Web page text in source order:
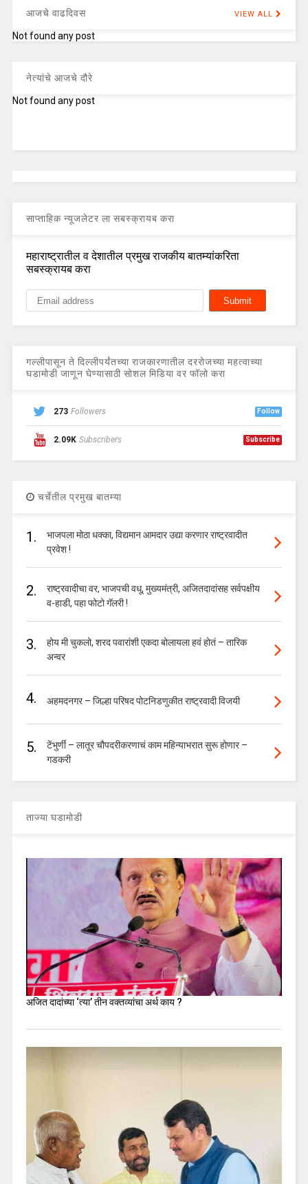
आजचे वाढदिवस VIEW ALL
Not found any post
नेत्यांचे आजचे दौरे
Not found any post
साप्ताहिक न्यूजलेटर ला सबस्क्रायब करा
महाराष्ट्रातील व देशातील प्रमुख राजकीय बातम्यांकरिता
सबस्क्रायब करा
गल्लीपासून ते दिल्लीपर्यंतच्या राजकारणातील दररोजच्या महत्वाच्या
घडामोडी जाणून घेण्यासाठी सोशल मिडिया वर फॉलो करा
273 Followers Follow
2.09K Subscribers Subscribe
चर्चेतील प्रमुख बातम्या
1.
भाजपला मोठा धक्का, विद्यमान आमदार उद्या करणार राष्ट्रवादीत
प्रवेश !
2.
राष्ट्रवादीचा वर, भाजपची वधू, मुख्यमंत्री, अजितदादांसह सर्वपक्षीय
व-हाडी, पहा फोटो गॅलरी !
3.
होय मी चुकलो, शरद पवारांशी एकदा बोलायला हवं होतं – तारिक
अन्वर
4. अहमदनगर – जिल्हा परिषद पोटनिडणुकीत राष्ट्रवादी विजयी
5.
टेंभुर्णी – लातूर चौपदरीकरणाचं काम महिन्याभरात सुरू होणार –
गडकरी
ताज्या घडामोडी
अजित दादांच्या ‘त्या’ तीन वक्तव्यांचा अर्थ काय ?